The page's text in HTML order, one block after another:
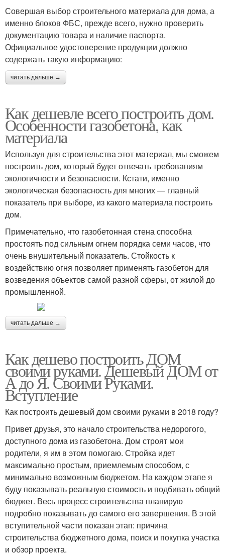
Совершая выбор строительного материала для дома, а
именно блоков ФБС, прежде всего, нужно проверить
документацию товара и наличие паспорта.
Официальное удостоверение продукции должно
содержать такую информацию:
читать дальше →
Как дешевле всего построить дом.
Особенности газобетона, как
материала
Используя для строительства этот материал, мы сможем
построить дом, который будет отвечать требованиям
экологичности и безопасности. Кстати, именно
экологическая безопасность для многих — главный
показатель при выборе, из какого материала построить
дом.
Примечательно, что газобетонная стена способна
простоять под сильным огнем порядка семи часов, что
очень внушительный показатель. Стойкость к
воздействию огня позволяет применять газобетон для
возведения объектов самой разной сферы, от жилой до
промышленной.
читать дальше →
Как дешево построить ДОМ
своими руками. Дешевый ДОМ от
А до Я. Своими Руками.
Вступление
Как построить дешевый дом своими руками в 2018 году?
Привет друзья, это начало строительства недорогого,
доступного дома из газобетона. Дом строят мои
родители, я им в этом помогаю. Стройка идет
максимально простым, приемлемым способом, с
минимально возможным бюджетом. На каждом этапе я
буду показывать реальную стоимость и подбивать общий
бюджет. Весь процесс строительства планирую
подробно показывать до самого его завершения. В этой
вступительной части показан этап: причина
строительства бюджетного дома, поиск и покупка участка
и обзор проекта.